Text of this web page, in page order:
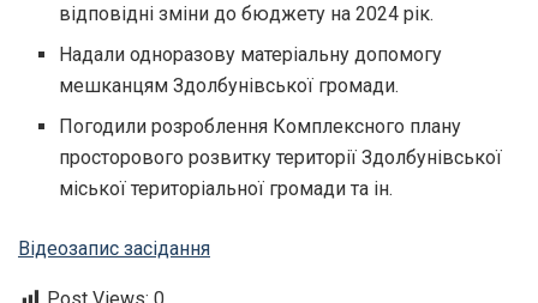
відповідні зміни до бюджету на 2024 рік.
Надали одноразову матеріальну допомогу
мешканцям Здолбунівської громади.
Погодили розроблення Комплексного плану
просторового розвитку території Здолбунівської
міської територіальної громади та ін.
Відеозапис засідання